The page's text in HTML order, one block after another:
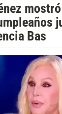
Bas